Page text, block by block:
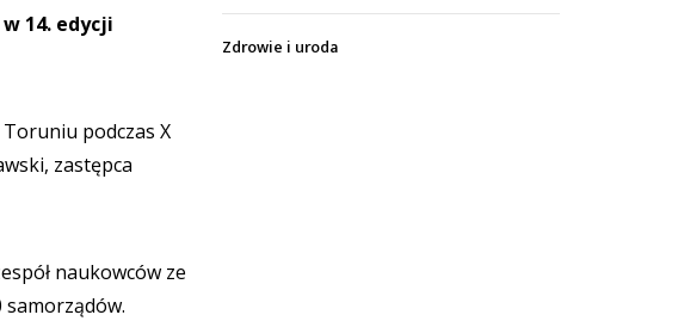
14. edycji
podczas X
zastępca
naukowców ze
samorządów.
Zdrowie i uroda